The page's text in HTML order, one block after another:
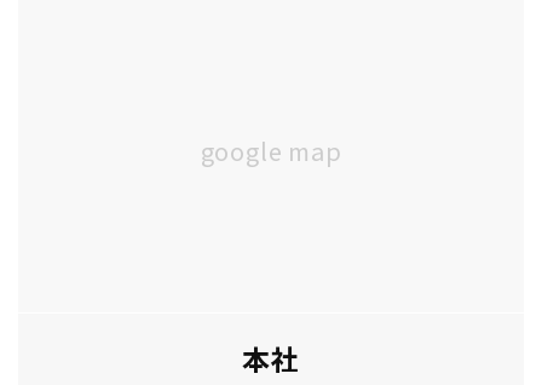
本社